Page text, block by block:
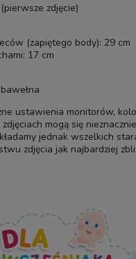
zdjęcie)
(zapiętego body): 29 cm
17 cm
ustawienia monitorów,
mogą się
jednak wszelkich
zdjęcia jak najbardziej